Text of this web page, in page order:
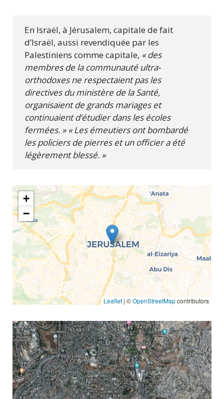
En Israël, à Jérusalem, capitale de fait
d’Israël, aussi revendiquée par les
Palestiniens comme capitale, « des
membres de la communauté ultra-
orthodoxes ne respectaient pas les
directives du ministère de la Santé,
organisaient de grands mariages et
continuaient d’étudier dans les écoles
fermées. » « Les émeutiers ont bombardé
les policiers de pierres et un officier a été
légèrement blessé. »
+
−
Leaflet | ©OpenStreetMapcontributors